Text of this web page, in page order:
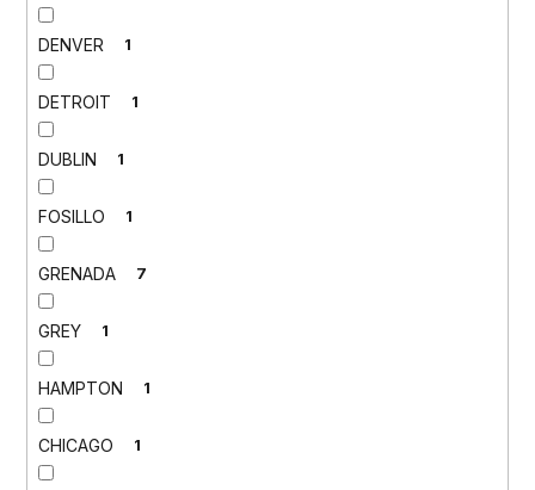
DENVER 1
DETROIT 1
DUBLIN 1
FOSILLO 1
GRENADA 7
GREY 1
HAMPTON 1
CHICAGO 1